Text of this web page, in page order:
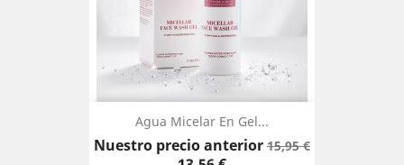
Agua Micelar En Gel...
Nuestro precio anteriorPrecio
15,95 €Precio